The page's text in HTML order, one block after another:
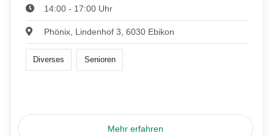
14:00 - 17:00 Uhr
Phönix, Lindenhof 3, 6030 Ebikon
Diverses Senioren
Mehr erfahren